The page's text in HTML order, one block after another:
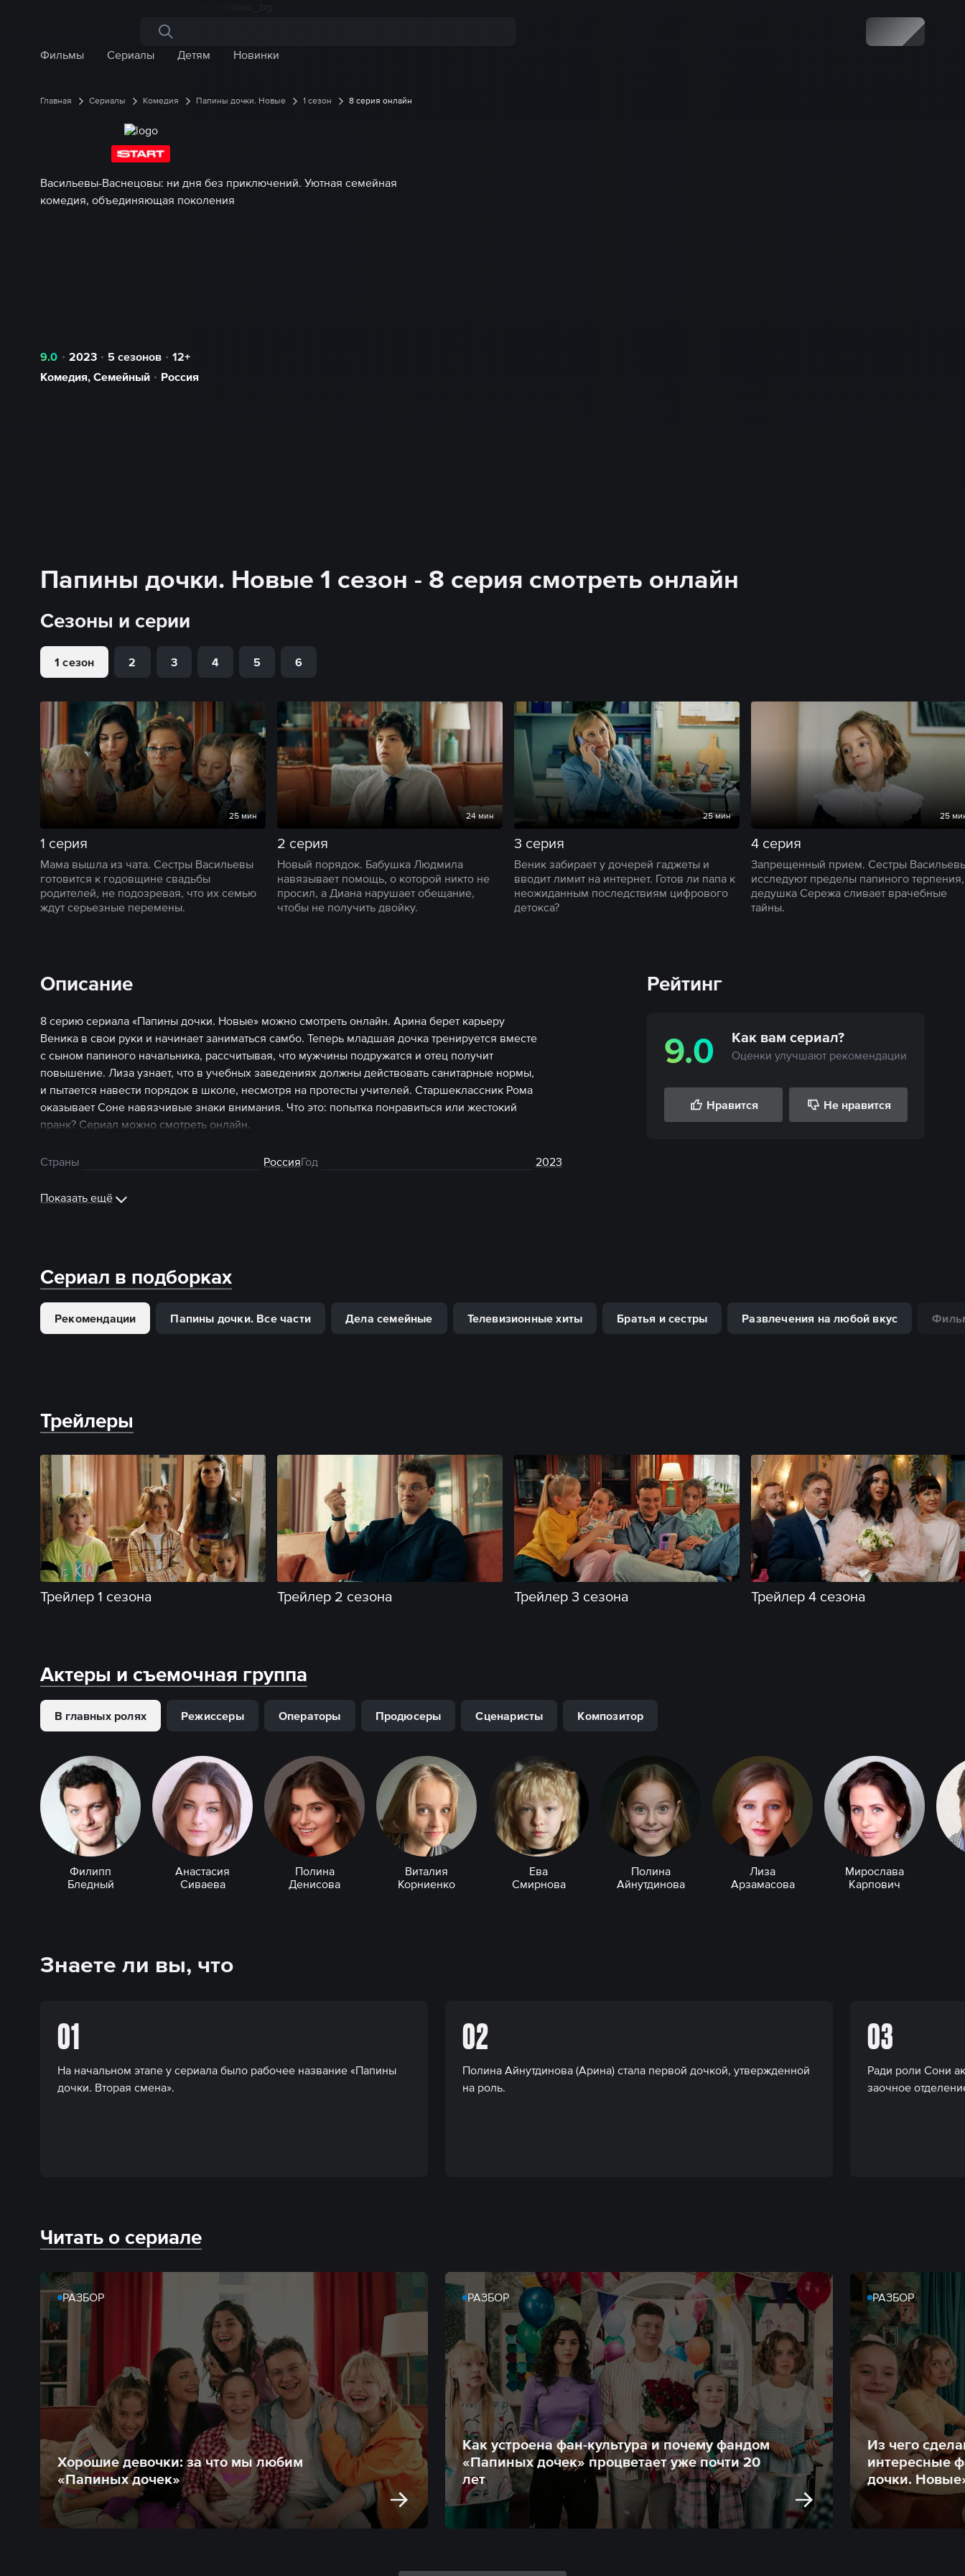
Поиск по сайту
Фильмы
Сериалы Детям Новинки
Главная Сериалы Комедия Папины дочки. Новые 1 сезон 8 серия онлайн
Васильевы-Васнецовы: ни дня без приключений. Уютная семейная
комедия, объединяющая поколения
9.0 2023 5 сезонов
12+
Комедия, Семейный Россия
Папины дочки. Новые 1 сезон - 8 серия смотреть онлайн
Сезоны и серии
1 сезон 2 3 4 5 6
25 мин
1 серия
Мама вышла из чата. Сестры Васильевы
готовится к годовщине свадьбы
родителей, не подозревая, что их семью
ждут серьезные перемены.
24 мин
2 серия
Новый порядок. Бабушка Людмила
навязывает помощь, о которой никто не
просил, а Диана нарушает обещание,
чтобы не получить двойку.
25 мин
3 серия
Веник забирает у дочерей гаджеты и
вводит лимит на интернет. Готов ли папа к
неожиданным последствиям цифрового
детокса?
25
4 серия
Запрещенный прием. Сестры
исследуют пределы папиного
дедушка Сережа сливает врачебные
тайны.
Описание
8 серию сериала «Папины дочки. Новые» можно смотреть онлайн. Арина берет карьеру
Веника в свои руки и начинает заниматься самбо. Теперь младшая дочка тренируется вместе
с сыном папиного начальника, рассчитывая, что мужчины подружатся и отец получит
повышение. Лиза узнает, что в учебных заведениях должны действовать санитарные нормы,
и пытается навести порядок в школе, несмотря на протесты учителей. Старшеклассник Рома
оказывает Соне навязчивые знаки внимания. Что это: попытка понравиться или жестокий
пранк? Сериал можно смотреть онлайн.
Страны РоссияГод 2023
Показать ещё
Рейтинг
9.0 Как вам сериал?
Оценки улучшают рекомендации
Нравится Не нравится
Сериал в подборках
Рекомендации Папины дочки. Все части Дела семейные Телевизионные хиты Братья и сестры Развлечения на любой вкус
Трейлеры
Трейлер 1 сезона Трейлер 2 сезона Трейлер 3 сезона Трейлер 4 сезона
Актеры и съемочная группа
В главных ролях Режиссеры Операторы Продюсеры Сценаристы Композитор
Филипп
Бледный
Анастасия
Сиваева
Полина
Денисова
Виталия
Корниенко
Ева
Смирнова
Полина
Айнутдинова
Лиза
Арзамасова
Мирослава
Карпович
Знаете ли вы, что
01
На начальном этапе у сериала было рабочее название «Папины
дочки. Вторая смена».
02
Полина Айнутдинова (Арина) стала первой дочкой, утвержденной
на роль.
03
Ради роли Сони
заочное
Читать о сериале
РАЗБОР
Хорошие девочки: за что мы любим
«Папиных дочек»
РАЗБОР
Как устроена фан-культура и почему фандом
«Папиных дочек» процветает уже почти 20
лет
РАЗБОР
Из чего
интересные
дочки.